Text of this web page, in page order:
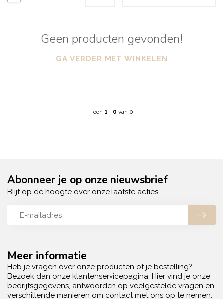
Geen producten gevonden!
GA VERDER MET WINKELEN
Toon 1 - 0 van 0
Meer informatie
Heb je vragen over onze producten of je bestelling?
Bezoek dan onze klantenservicepagina. Hier vind je onze
bedrijfsgegevens, antwoorden op veelgestelde vragen en
verschillende manieren om contact met ons op te nemen.
Abonneer je op onze nieuwsbrief
Blijf op de hoogte over onze laatste acties